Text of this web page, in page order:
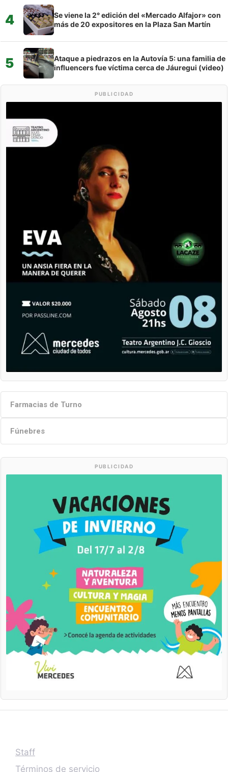
4
Se viene la 2° edición del «Mercado Alfajor» con
más de 20 expositores en la Plaza San Martín
5
Ataque a piedrazos en la Autovía 5: una familia de
influencers fue víctima cerca de Jáuregui (video)
PUBLICIDAD
Farmacias de Turno
Fúnebres
PUBLICIDAD
Staff
Términos de servicio